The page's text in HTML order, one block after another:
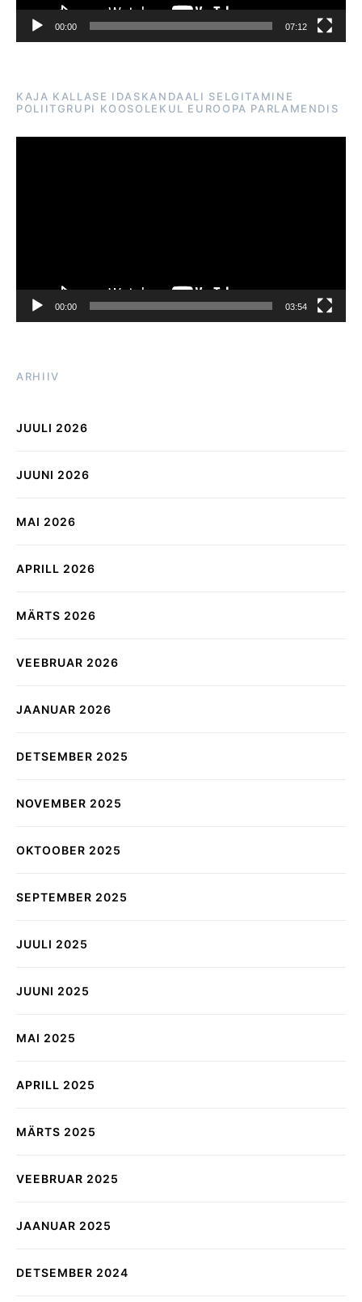
00:00 07:12
KAJA KALLASE IDASKANDAALI SELGITAMINE
POLIITGRUPI KOOSOLEKUL EUROOPA PARLAMENDIS
00:00 03:54
ARHIIV
JUULI 2026
JUUNI 2026
MAI 2026
APRILL 2026
MÄRTS 2026
VEEBRUAR 2026
JAANUAR 2026
DETSEMBER 2025
NOVEMBER 2025
OKTOOBER 2025
SEPTEMBER 2025
JUULI 2025
JUUNI 2025
MAI 2025
APRILL 2025
MÄRTS 2025
VEEBRUAR 2025
JAANUAR 2025
DETSEMBER 2024